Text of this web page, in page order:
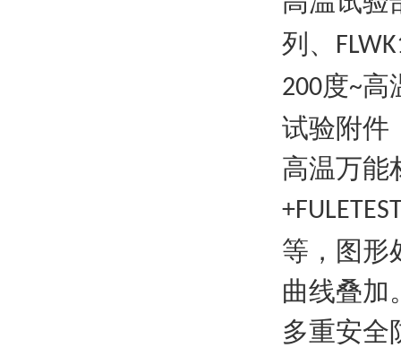
列、
200度~高
试验附件
高温万能
等，图形
曲线叠加
多重安全